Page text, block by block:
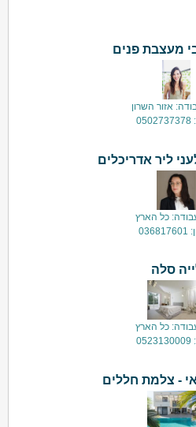
מעצבת פנים
אזור השרון
ליר אדריכלים
כל הארץ
סלה
כל הארץ
- צלמת חללים